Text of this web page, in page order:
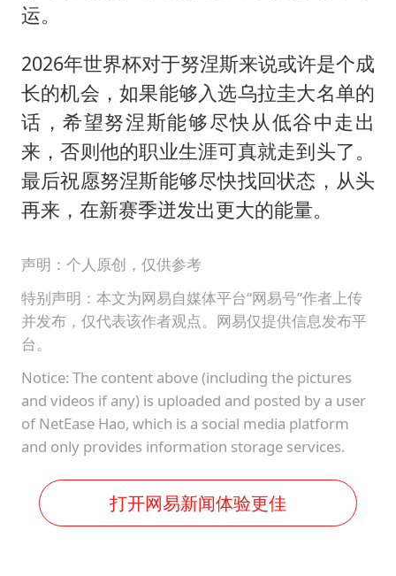
运。
2026年世界杯对于努涅斯来说或许是个成
长的机会，如果能够入选乌拉圭大名单的
话，希望努涅斯能够尽快从低谷中走出
来，否则他的职业生涯可真就走到头了。
最后祝愿努涅斯能够尽快找回状态，从头
再来，在新赛季迸发出更大的能量。
声明：个人原创，仅供参考
特别声明：本文为网易自媒体平台“网易号”作者上传
并发布，仅代表该作者观点。网易仅提供信息发布平
台。
Notice: The content above (including the pictures
and videos if any) is uploaded and posted by a user
of NetEase Hao, which is a social media platform
and only provides information storage services.
打开网易新闻体验更佳